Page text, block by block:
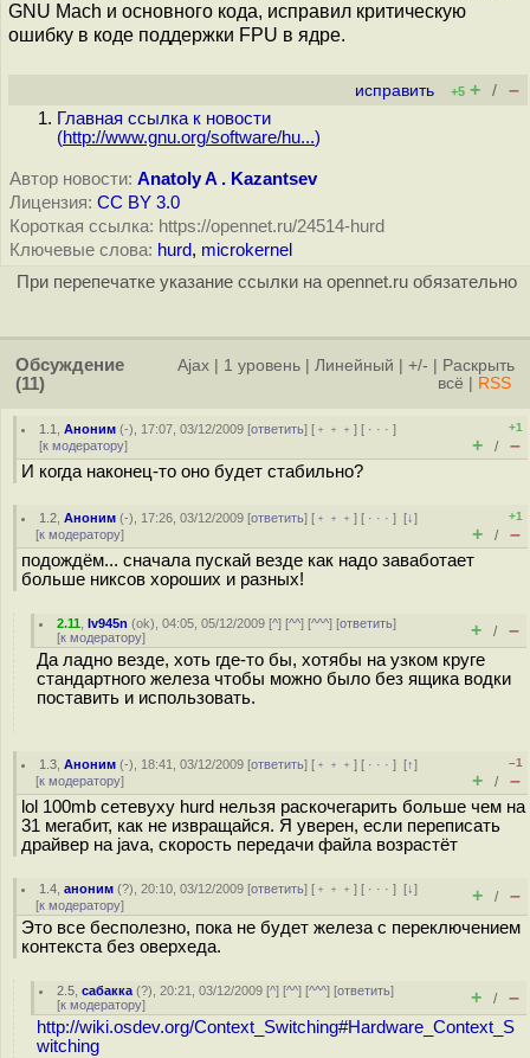
GNU Mach и основного кода, исправил критическую
ошибку в коде поддержки FPU в ядре.
исправить +5 + / –
Главная ссылка к новости
(http://www.gnu.org/software/hu...)
Автор новости: Anatoly A . Kazantsev
Лицензия: CC BY 3.0
Короткая ссылка: https://opennet.ru/24514-hurd
Ключевые слова: hurd, microkernel
При перепечатке указание ссылки на opennet.ru обязательно
Обсуждение
(11)
Ajax 1 уровень Линейный +/-
Раскрыть
всё
RSS
1.1 ,Аноним (-), 17:07, 03/12/2009 [ответить] [ ﹢﹢﹢] [ · · ·]
[к модератору]
+1
+ / –
И когда наконец-то оно будет стабильно?
1.2 ,Аноним (-), 17:26, 03/12/2009 [ответить] [ ﹢﹢﹢] [ · · ·][↓]
[к модератору]
+1
+ / –
подождём... сначала пускай везде как надо заваботает
больше никсов хороших и разных!
2.11 ,Iv945n (ok), 04:05, 05/12/2009 [^] [^^] [^^^] [ответить]
[к модератору] + / –
Да ладно везде, хоть где-то бы, хотябы на узком круге
стандартного железа чтобы можно было без ящика водки
поставить и использовать.
1.3 ,Аноним (-), 18:41, 03/12/2009 [ответить] [ ﹢﹢﹢] [ · · ·][↑]
[к модератору]
–1
+ / –
lol 100mb сетевуху hurd нельзя раскочегарить больше чем на
31 мегабит, как не извращайся. Я уверен, если переписать
драйвер на java, скорость передачи файла возрастёт
1.4 ,аноним (?), 20:10, 03/12/2009 [ответить] [ ﹢﹢﹢] [ · · ·][↓]
[к модератору] + / –
Это все бесполезно, пока не будет железа с переключением
контекста без оверхеда.
2.5 ,сабакка (?), 20:21, 03/12/2009 [^] [^^] [^^^] [ответить]
[к модератору] + / –
http://wiki.osdev.org/Context_Switching#Hardware_Context_S
witching